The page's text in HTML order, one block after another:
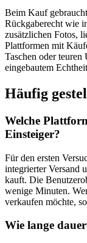
Beim Kauf
Rückgaberecht wie
zusätzlichen Fotos,
Plattformen mit
Taschen oder
eingebautem
Häufig
Welche
Einsteiger?
Für den ersten
integrierter Versand
kauft. Die
wenige Minuten.
verkaufen möchte,
Wie lange